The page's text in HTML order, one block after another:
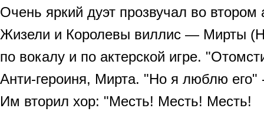
Очень яркий дуэт прозвучал во втором
Жизели и Королевы виллис — Мирты
по вокалу и по актерской игре.
Анти-героиня, Мирта. "Но я люблю его"
Им вторил хор: "Месть! Месть! Месть!